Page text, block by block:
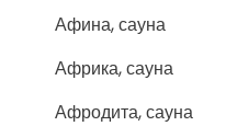
Афина, сауна
Африка, сауна
Афродита, сауна